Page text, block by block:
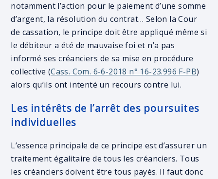
notamment l’action pour le paiement d’une somme
d’argent, la résolution du contrat… Selon la Cour
de cassation, le principe doit être appliqué même si
le débiteur a été de mauvaise foi et n’a pas
informé ses créanciers de sa mise en procédure
collective (Cass. Com. 6-6-2018 n° 16-23.996 F-PB)
alors qu’ils ont intenté un recours contre lui.
Les intérêts de l’arrêt des poursuites
individuelles
L’essence principale de ce principe est d’assurer un
traitement égalitaire de tous les créanciers. Tous
les créanciers doivent être tous payés. Il faut donc